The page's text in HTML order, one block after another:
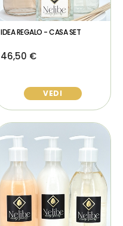
IDEA REGALO - CASA SET
46,50 €
VEDI